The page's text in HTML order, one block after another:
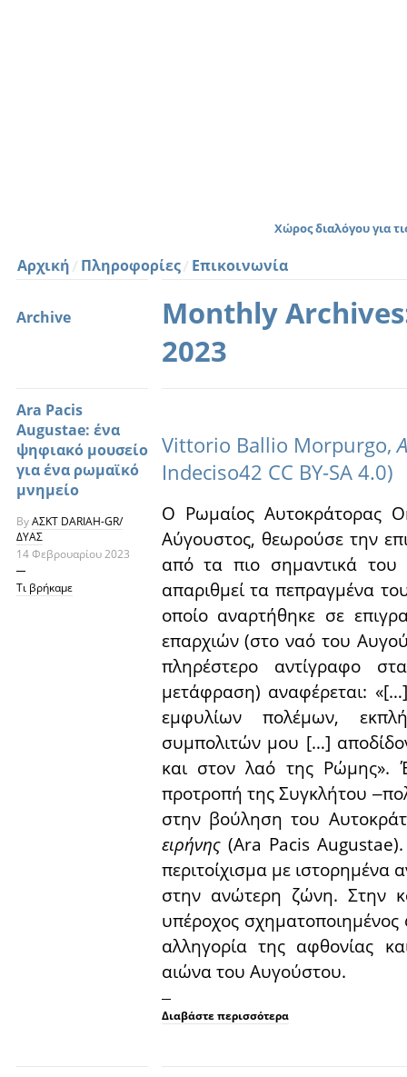
Χώρος διαλόγου για
Αρχική Πληροφορίες Επικοινωνία
Archive
Monthly
2023
Ara Pacis
Augustae: ένα
ψηφιακό μουσείο
για ένα ρωμαϊκό
μνημείο
ByΑΣΚΤ DARIAH-GR/
ΔΥΑΣ
14 Φεβρουαρίου 2023
Τι βρήκαμε
Vittorio Ballio Morpurgo,
Indeciso42 CC BY-SA 4.0)
Ο Ρωμαίος Αυτοκράτορας
Αύγουστος, θεωρούσε την
από τα πιο σημαντικά του
απαριθμεί τα πεπραγμένα
οποίο αναρτήθηκε σε
επαρχιών (στο ναό του
πληρέστερο αντίγραφο
μετάφραση) αναφέρεται:
εμφυλίων πολέμων,
συμπολιτών μου […]
και στον λαό της Ρώμης».
προτροπή της Συγκλήτου
στην βούληση του
ειρήνης(Ara Pacis Augustae).
περιτοίχισμα με ιστορημένα
στην ανώτερη ζώνη. Στην
υπέροχος σχηματοποιημένος
αλληγορία της αφθονίας
αιώνα του Αυγούστου.
Διαβάστε περισσότερα